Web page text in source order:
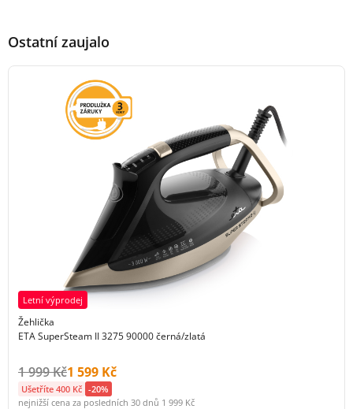
Ostatní zaujalo
Letní výprodej
Žehlička
ETA SuperSteam II 3275 90000 černá/zlatá
Původní cena s DPH:
1 999 KčCena s DPH:
1 599 Kč
Ušetříte 400 Kč -20%
nejnižší cena za posledních 30 dnů 1 999 Kč